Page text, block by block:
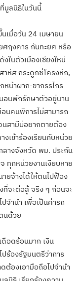
มูลนิธิในวันนี้
เมื่อวัน 24 เมษายน
ศฤงคาร กันทะยศ หรือ
ในตัวเมืองเชียงใหม่
าหัส กระดูกซี่โครงหัก,
หน้าผาก-ขากรรไกร
อนพักรักษาตัวอยู่นาน
นคนพิการไม่สามารถ
นสามีบ่อยากตายต้อง
เข้าร้องเรียนกับหน่วย
ลางจังหวัด พม. ประกัน
ทุกหน่วยงานเงียบหาย
ายจ้างได้ให้ตนไปฟ้อง
ที่จะต่อสู้ จริง ๆ ก่อนจะ
จำนำ เพื่อเป็นค่ารถ
นด้วย
อดร้อนมาก เงิน
ปร้องรัฐมนตรีว่าการ
ต้องเอามือถือไปจำนำ